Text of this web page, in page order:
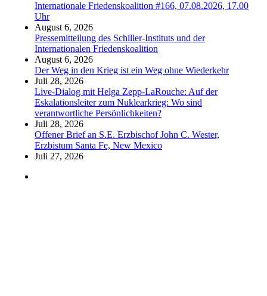
Internationale Friedenskoalition #166, 07.08.2026, 17.00
Uhr
August 6, 2026
Pressemitteilung des Schiller-Instituts und der
Internationalen Friedenskoalition
August 6, 2026
Der Weg in den Krieg ist ein Weg ohne Wiederkehr
Juli 28, 2026
Live-Dialog mit Helga Zepp-LaRouche: Auf der
Eskalationsleiter zum Nuklearkrieg: Wo sind
verantwortliche Persönlichkeiten?
Juli 28, 2026
Offener Brief an S.E. Erzbischof John C. Wester,
Erzbistum Santa Fe, New Mexico
Juli 27, 2026